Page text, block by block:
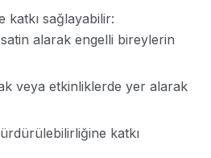
sağlayabilir:
alarak engelli bireylerin
veya etkinliklerde yer alarak
katkı